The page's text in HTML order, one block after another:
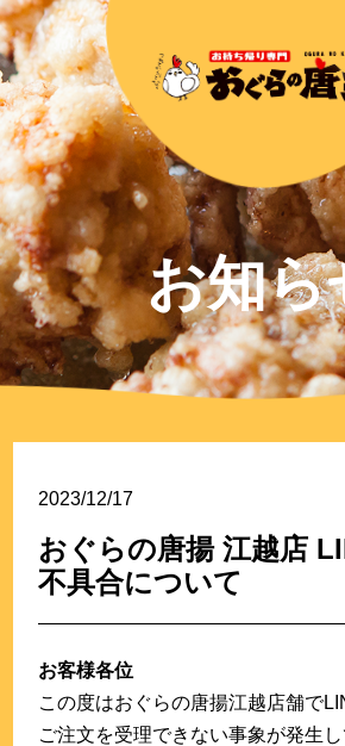
お知ら
2023/12/17
おぐらの唐揚 江越店
不具合について
お客様各位
この度はおぐらの唐揚江越店舗で
ご注文を受理できない事象が発生